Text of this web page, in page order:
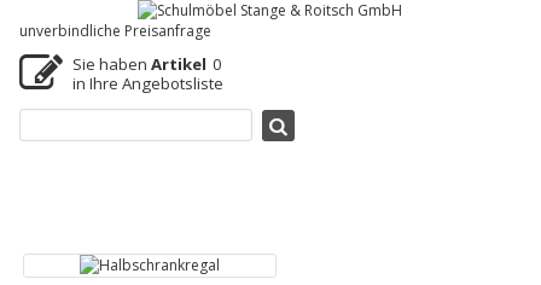
unverbindliche Preisanfrage
Sie haben 0
Artikel
in Ihre Angebotsliste